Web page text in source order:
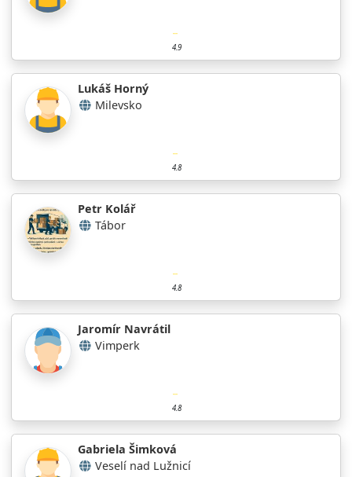
4.9
Lukáš Horný
Milevsko
4.8
Petr Kolář
Tábor
4.8
Jaromír Navrátil
Vimperk
4.8
Gabriela Šimková
Veselí nad Lužnicí